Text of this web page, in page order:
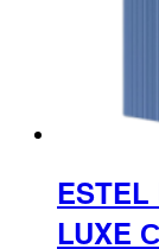
ESTEL
LUXE